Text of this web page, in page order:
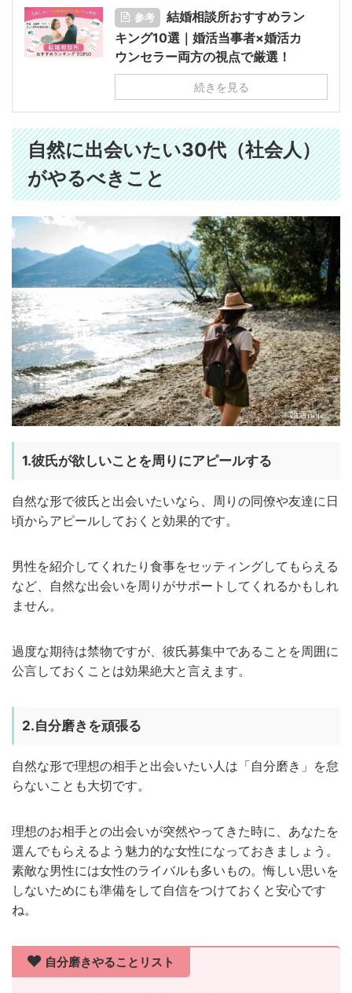
参考
結婚相談所おすすめラン
キング10選｜婚活当事者×婚活カ
ウンセラー両方の視点で厳選！
続きを見る
自然に出会いたい30代（社会人）
がやるべきこと
1.彼氏が欲しいことを周りにアピールする
自然な形で彼氏と出会いたいなら、周りの同僚や友達に日
頃からアピールしておくと効果的です。
男性を紹介してくれたり食事をセッティングしてもらえる
など、自然な出会いを周りがサポートしてくれるかもしれ
ません。
過度な期待は禁物ですが、彼氏募集中であることを周囲に
公言しておくことは効果絶大と言えます。
2.自分磨きを頑張る
自然な形で理想の相手と出会いたい人は「自分磨き」を怠
らないことも大切です。
理想のお相手との出会いが突然やってきた時に、あなたを
選んでもらえるよう魅力的な女性になっておきましょう。
素敵な男性には女性のライバルも多いもの。悔しい思いを
しないためにも準備をして自信をつけておくと安心です
ね。
自分磨きやることリスト